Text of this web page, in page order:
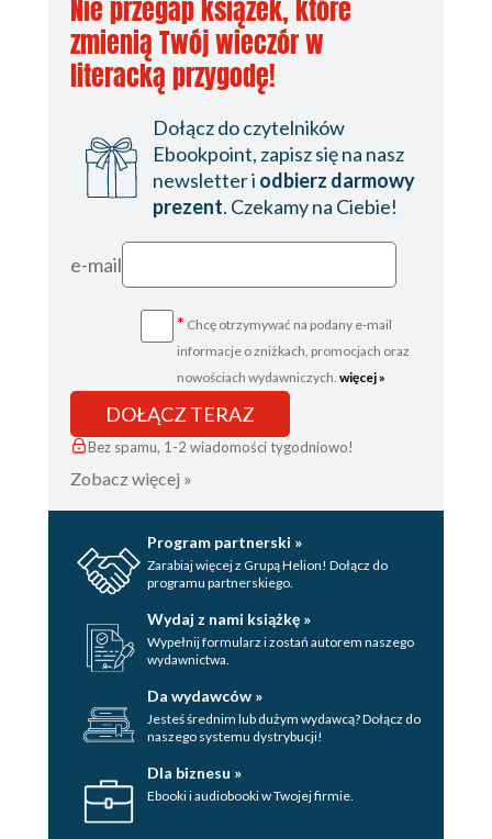
Nie przegap książek, które
zmienią Twój wieczór w
literacką przygodę!
Dołącz do czytelników
Ebookpoint, zapisz się na nasz
newsletter i odbierz darmowy
prezent. Czekamy na Ciebie!
e-mail
* Chcę otrzymywać na podany e-mail
informacje o zniżkach, promocjach oraz
nowościach wydawniczych. więcej »
DOŁĄCZ TERAZ
Bez spamu, 1-2 wiadomości tygodniowo!
Zobacz więcej »
Program partnerski »
Zarabiaj więcej z Grupą Helion! Dołącz do
programu partnerskiego.
Wydaj z nami książkę »
Wypełnij formularz i zostań autorem naszego
wydawnictwa.
Da wydawców »
Jesteś średnim lub dużym wydawcą? Dołącz do
naszego systemu dystrybucji!
Dla biznesu »
Ebooki i audiobooki w Twojej firmie.